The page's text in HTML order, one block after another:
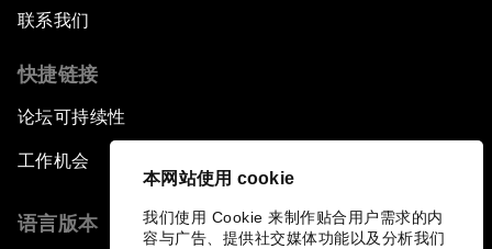
本网站使用 cookie
我们使用 Cookie 来制作贴合用户需求的内
容与广告、提供社交媒体功能以及分析我们
联系我们
快捷链接
论坛可持续性
工作机会
语言版本